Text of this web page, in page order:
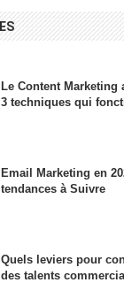
Le Content Marketing
3 techniques qui
Email Marketing en
tendances à Suivre
Quels leviers pour
des talents